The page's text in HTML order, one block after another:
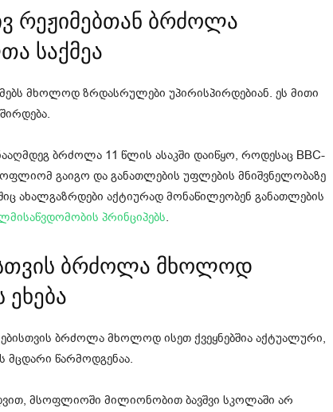
რეჟიმებთან ბრძოლა
საქმეა
მხოლოდ ზრდასრულები უპირისპირდებიან. ეს მითი
ბრძოლა 11 წლის ასაკში დაიწყო, როდესაც BBC-
გაიგო და განათლების უფლების მნიშვნელობაზე
ახალგაზრდები აქტიურად მონაწილეობენ განათლების
პრინციპებს.
ბრძოლა მხოლოდ
ბრძოლა მხოლოდ ისეთ ქვეყნებშია აქტუალური,
მცდარი წარმოდგენაა.
მსოფლიოში მილიონობით ბავშვი სკოლაში არ